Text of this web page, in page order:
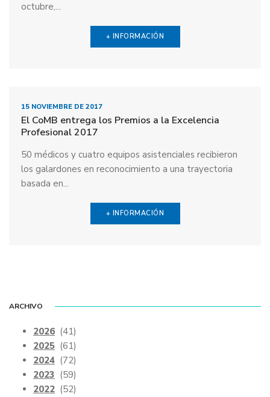
octubre,...
+ INFORMACIÓN
15 NOVIEMBRE DE 2017
El CoMB entrega los Premios a la Excelencia
Profesional 2017
50 médicos y cuatro equipos asistenciales recibieron
los galardones en reconocimiento a una trayectoria
basada en...
+ INFORMACIÓN
ARCHIVO
2026 (41)
2025 (61)
2024 (72)
2023 (59)
2022 (52)